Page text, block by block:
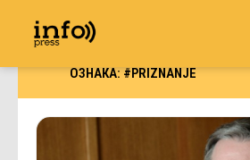
ОЗНАКА:#PRIZNANJE